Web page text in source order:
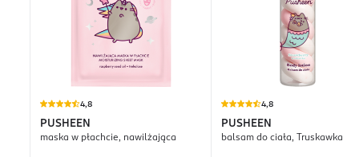
4,8
PUSHEEN
maska w płachcie, nawilżająca
4,8
PUSHEEN
balsam do ciała, Truskawka